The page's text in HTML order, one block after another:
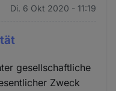
Di. 6 Okt 2020 - 11:19
gesellschaftliche
Zweck